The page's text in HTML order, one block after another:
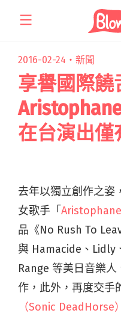
2016-02-24・ 新聞
享譽國際饒
在台演出僅
去年以獨立創作之姿
女歌手「
品《No Rush To
與 Hamacide、Lidly
Range 等美日音樂
作，此外，再度交手
（Sonic DeadHorse）